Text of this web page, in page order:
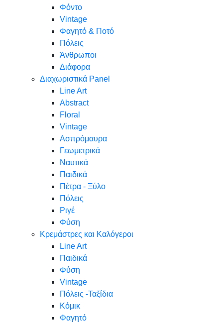
Φόντο
Vintage
Φαγητό & Ποτό
Πόλεις
Άνθρωποι
Διάφορα
Διαχωριστικά Panel
Line Art
Abstract
Floral
Vintage
Ασπρόμαυρα
Γεωμετρικά
Ναυτικά
Παιδικά
Πέτρα - Ξύλο
Πόλεις
Ριγέ
Φύση
Κρεμάστρες και Καλόγεροι
Line Art
Παιδικά
Φύση
Vintage
Πόλεις -Ταξίδια
Κόμικ
Φαγητό